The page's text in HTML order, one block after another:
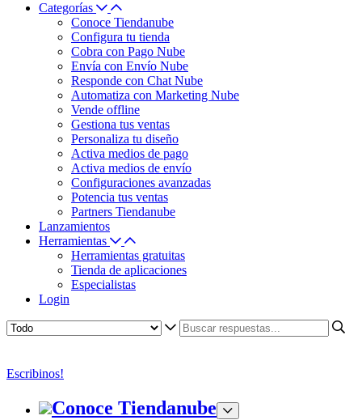
Categorías
Conoce Tiendanube
Configura tu tienda
Cobra con Pago Nube
Envía con Envío Nube
Responde con Chat Nube
Automatiza con Marketing Nube
Vende offline
Gestiona tus ventas
Personaliza tu diseño
Activa medios de pago
Activa medios de envío
Configuraciones avanzadas
Potencia tus ventas
Partners Tiendanube
Lanzamientos
Herramientas
Herramientas gratuitas
Tienda de aplicaciones
Especialistas
Login
Escribinos!
Conoce Tiendanube